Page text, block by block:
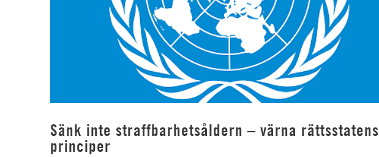
Sänk inte straffbarhetsåldern – värna rättsstatens
principer